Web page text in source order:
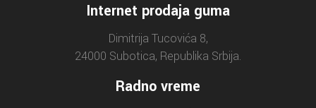
Internet prodaja guma
Dimitrija Tucovića 8,
24000 Subotica, Republika Srbija.
Radno vreme